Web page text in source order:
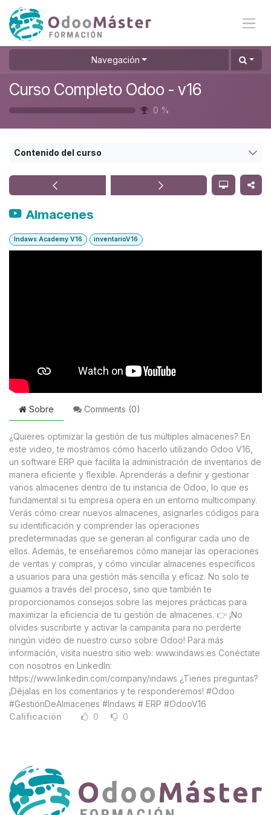
Ir al contenido
Navegación
Curso Completo Odoo - v16
0 %
Contenido del curso
Almacenes
Indaws Academy V16 inventarioV16
Sobre Comments (0)
¿Quieres optimizar la gestión de tus múltiples almacenes? En
este video, te mostramos cómo hacerlo utilizando Odoo V16,
un software ERP que facilita la administración de inventarios de
manera eficiente y flexible. Aprenderás a definir y gestionar
varios almacenes dentro de tu instancia de Odoo, lo que es
fundamental si tu empresa opera en un entorno multicompany.
Verás cómo crear nuevos almacenes, asignarles códigos para
su identificación y comprender las operaciones
predeterminadas que se generan al configurar cada uno de
ellos. Además, te enseñaremos cómo manejar las operaciones
de ventas y compras, y cómo vincular almacenes específicos
a usuarios para una gestión más sencilla y eficaz. No solo te
guiamos a través del proceso, sino que también te
proporcionamos consejos sobre las mejores prácticas para
maximizar la eficiencia de tu gestión de almacenes. 👉 ¡No
olvides suscribirte y activar la campanita para no perderte
ningún video de nuestro curso sobre Odoo! Para más
información, visita nuestro sitio web: www.indaws.es Conéctate
con nosotros en LinkedIn:
https://www.linkedin.com/company/indaws ¿Tienes preguntas?
¡Déjalas en los comentarios y te responderemos! #Odoo
#GestiónDeAlmacenes #Indaws # ERP #OdooV16
Calificación
0 0